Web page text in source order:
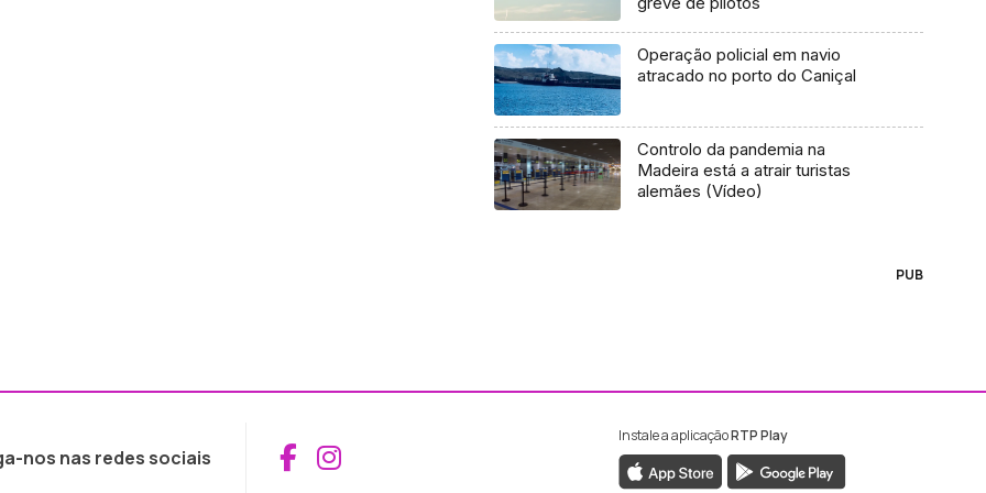
Operação policial em navio
atracado no porto do Caniçal
Controlo da pandemia na
Madeira está a atrair turistas
alemães (Vídeo)
PUB
nos nas redes sociais Aceder ao Facebook da RTP Madeira
Aceder ao Instagram da RTP Madeira
Instale a aplicaçãoRTP Play